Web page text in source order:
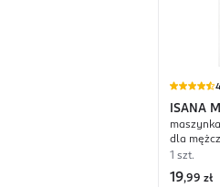
ISANA
dla
1 szt.
19,99 zł